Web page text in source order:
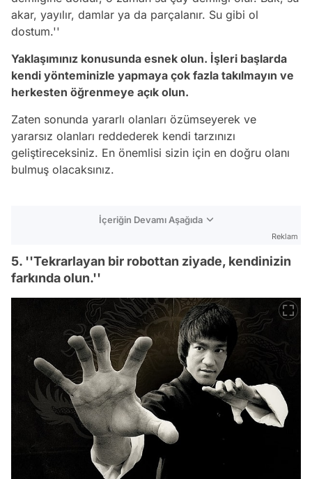
akar, yayılır, damlar ya da parçalanır. Su gibi ol
dostum.''
Yaklaşımınız konusunda esnek olun. İşleri başlarda
kendi yönteminizle yapmaya çok fazla takılmayın ve
herkesten öğrenmeye açık olun.
Zaten sonunda yararlı olanları özümseyerek ve
yararsız olanları reddederek kendi tarzınızı
geliştireceksiniz. En önemlisi sizin için en doğru olanı
bulmuş olacaksınız.
İçeriğin Devamı Aşağıda
Reklam
5. ''Tekrarlayan bir robottan ziyade, kendinizin
farkında olun.''